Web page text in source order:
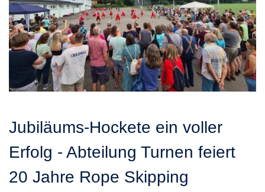
Jubiläums-Hockete ein voller
Erfolg - Abteilung Turnen feiert
20 Jahre Rope Skipping